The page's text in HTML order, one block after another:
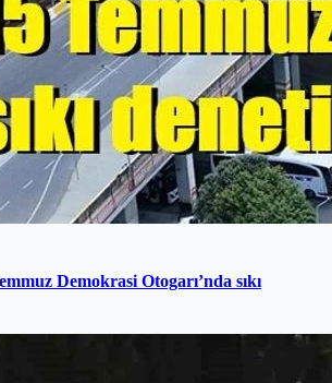
Demokrasi Otogarı’nda sıkı